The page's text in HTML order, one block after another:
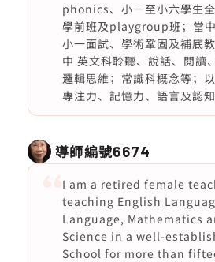
phonics、小一至小六學生
學前班及playgroup班；當中
小一面試、學術鞏固及補底
中 英文科聆聽、說話、閱讀
邏輯思維；常識科概念等；
專注力、記憶力、語言及認知
導師編號6674
I am a retired female
teaching English
Language, Mathematics
Science in a well-
School for more than